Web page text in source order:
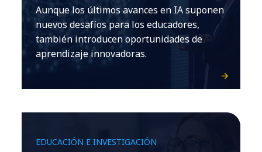
Aunque los últimos avances en IA suponen
nuevos desafíos para los educadores,
también introducen oportunidades de
aprendizaje innovadoras.
EDUCACIÓN E INVESTIGACIÓN